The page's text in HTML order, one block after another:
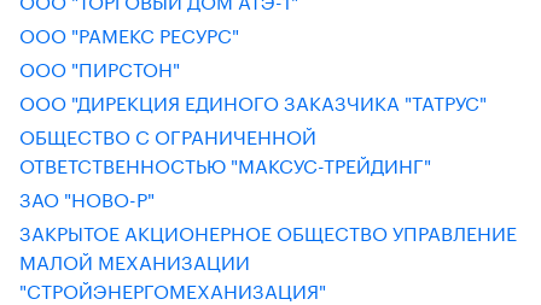
ООО "РАМЕКС РЕСУРС"
ООО "ПИРСТОН"
ООО "ДИРЕКЦИЯ ЕДИНОГО ЗАКАЗЧИКА "ТАТРУС"
ОБЩЕСТВО С ОГРАНИЧЕННОЙ
ОТВЕТСТВЕННОСТЬЮ "МАКСУС-ТРЕЙДИНГ"
ЗАО "НОВО-Р"
ЗАКРЫТОЕ АКЦИОНЕРНОЕ ОБЩЕСТВО УПРАВЛЕНИЕ
МАЛОЙ МЕХАНИЗАЦИИ
"СТРОЙЭНЕРГОМЕХАНИЗАЦИЯ"